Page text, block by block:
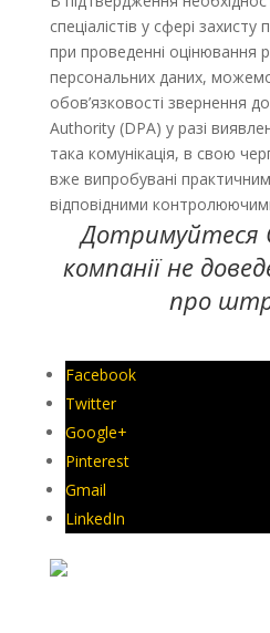
спеціалістів у сфері
при проведенні оцінювання
персональних даних,
обов’язковості звернення
Authority (DPA) у разі
така комунікація, в свою
вже випробувані практичним
відповідними
Дотримуйтеся
компанії не
про
Facebook
Twitter
Google+
Pinterest
Gmail
LinkedIn